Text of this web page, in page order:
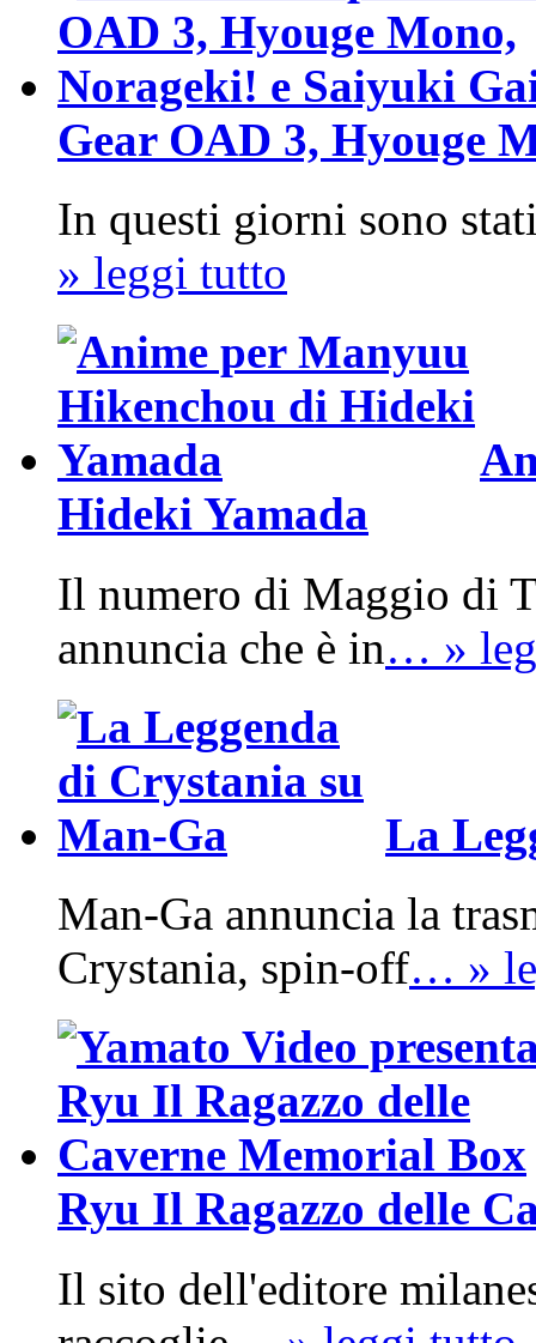
Gear OAD 3, Hyouge
In questi giorni sono
» leggi tutto
Hideki Yamada
Il numero di Maggio di
annuncia che è in… »
La
Man-Ga annuncia la
Crystania, spin-off… »
Ryu Il Ragazzo delle
Il sito dell'editore